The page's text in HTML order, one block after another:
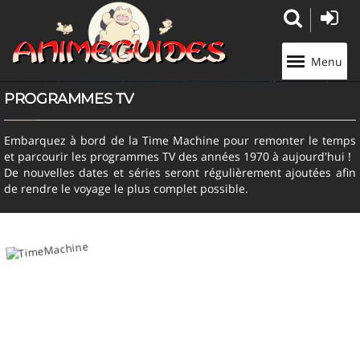
Menu
PROGRAMMES TV
Embarquez à bord de la Time Machine pour remonter le temps
et parcourir les programmes TV des années 1970 à aujourd'hui !
De nouvelles dates et séries seront régulièrement ajoutées afin
de rendre le voyage le plus complet possible.
Panneau de gestion des cookies